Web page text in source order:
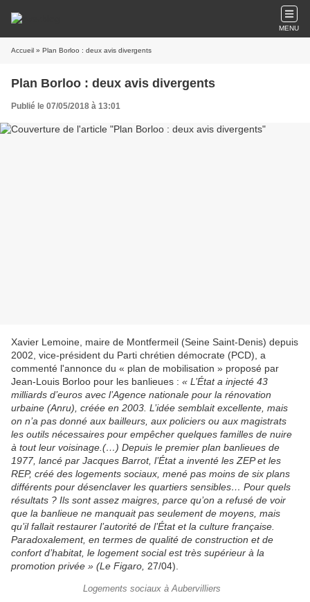
MENU
Accueil » Plan Borloo : deux avis divergents
Plan Borloo : deux avis divergents
Publié le 07/05/2018 à 13:01
Xavier Lemoine, maire de Montfermeil (Seine Saint-Denis) depuis
2002, vice-président du Parti chrétien démocrate (PCD), a
commenté l'annonce du « plan de mobilisation » proposé par
Jean-Louis Borloo pour les banlieues : « L’État a injecté 43
milliards d’euros avec l’Agence nationale pour la rénovation
urbaine (Anru), créée en 2003. L’idée semblait excellente, mais
on n’a pas donné aux bailleurs, aux policiers ou aux magistrats
les outils nécessaires pour empêcher quelques familles de nuire
à tout leur voisinage.(…) Depuis le premier plan banlieues de
1977, lancé par Jacques Barrot, l’État a inventé les ZEP et les
REP, créé des logements sociaux, mené pas moins de six plans
différents pour désenclaver les quartiers sensibles… Pour quels
résultats ? Ils sont assez maigres, parce qu’on a refusé de voir
que la banlieue ne manquait pas seulement de moyens, mais
qu’il fallait restaurer l’autorité de l’État et la culture française.
Paradoxalement, en termes de qualité de construction et de
confort d’habitat, le logement social est très supérieur à la
promotion privée » (Le Figaro, 27/04).
Logements sociaux à Aubervilliers